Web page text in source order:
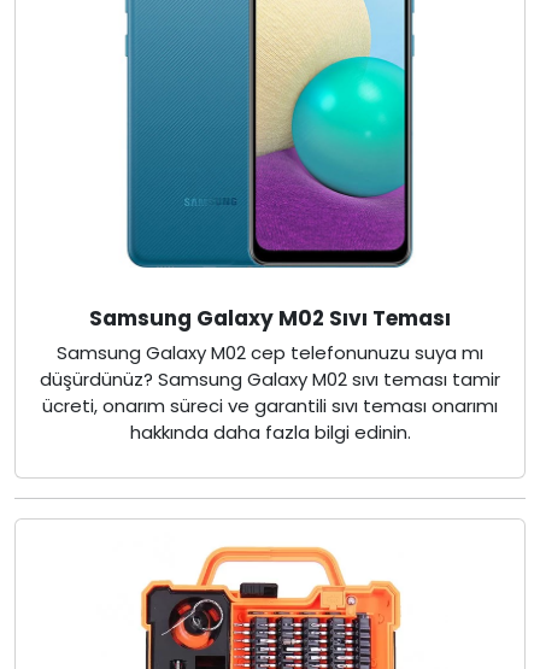
Samsung Galaxy M02 Sıvı Teması
Samsung Galaxy M02 cep telefonunuzu suya mı
düşürdünüz? Samsung Galaxy M02 sıvı teması tamir
ücreti, onarım süreci ve garantili sıvı teması onarımı
hakkında daha fazla bilgi edinin.